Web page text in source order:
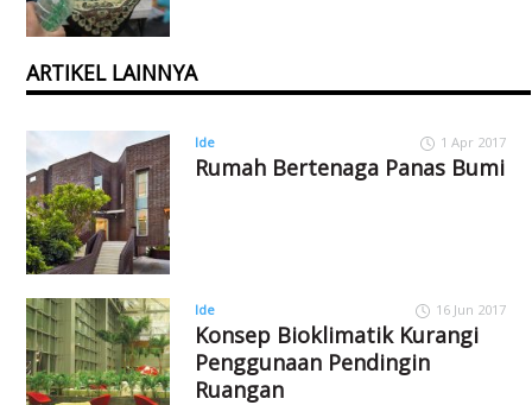
ARTIKEL LAINNYA
Ide 1 Apr 2017
Rumah Bertenaga Panas Bumi
Ide 16 Jun 2017
Konsep Bioklimatik Kurangi
Penggunaan Pendingin
Ruangan